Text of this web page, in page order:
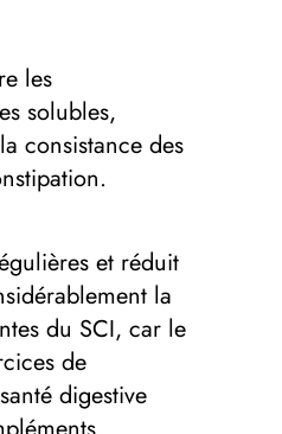
les
solubles,
consistance des
et réduit
la
du SCI, car le
de
digestive